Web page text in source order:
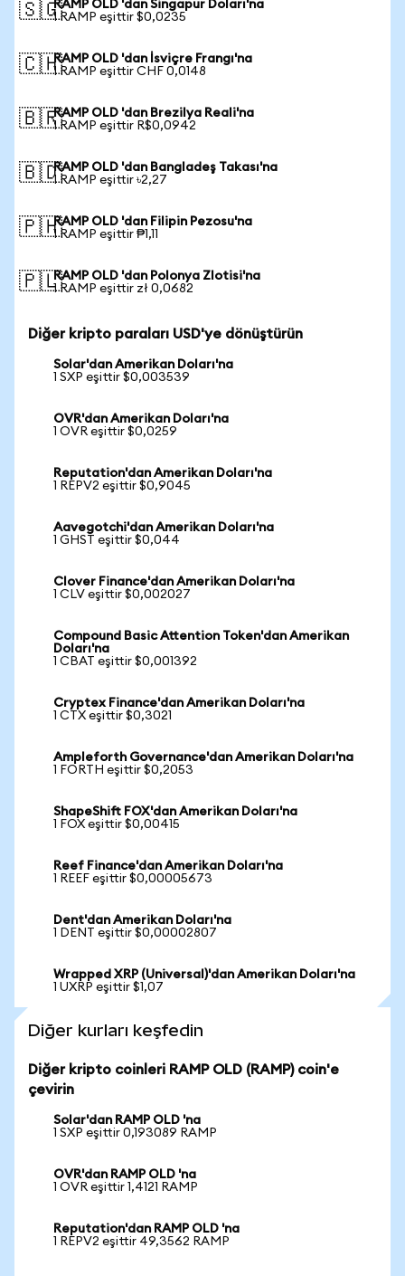
🇸🇬RAMP OLD 'dan Singapur Doları'na
1 RAMP eşittir $0,0235
🇨🇭RAMP OLD 'dan İsviçre Frangı'na
1 RAMP eşittir CHF 0,0148
🇧🇷RAMP OLD 'dan Brezilya Reali'na
1 RAMP eşittir R$0,0942
🇧🇩RAMP OLD 'dan Bangladeş Takası'na
1 RAMP eşittir ৳2,27
🇵🇭RAMP OLD 'dan Filipin Pezosu'na
1 RAMP eşittir ₱1,11
🇵🇱RAMP OLD 'dan Polonya Zlotisi'na
1 RAMP eşittir zł 0,0682
Diğer kripto paraları USD'ye dönüştürün
Solar'dan Amerikan Doları'na
1 SXP eşittir $0,003539
OVR'dan Amerikan Doları'na
1 OVR eşittir $0,0259
Reputation'dan Amerikan Doları'na
1 REPV2 eşittir $0,9045
Aavegotchi'dan Amerikan Doları'na
1 GHST eşittir $0,044
Clover Finance'dan Amerikan Doları'na
1 CLV eşittir $0,002027
Compound Basic Attention Token'dan Amerikan
Doları'na
1 CBAT eşittir $0,001392
Cryptex Finance'dan Amerikan Doları'na
1 CTX eşittir $0,3021
Ampleforth Governance'dan Amerikan Doları'na
1 FORTH eşittir $0,2053
ShapeShift FOX'dan Amerikan Doları'na
1 FOX eşittir $0,00415
Reef Finance'dan Amerikan Doları'na
1 REEF eşittir $0,00005673
Dent'dan Amerikan Doları'na
1 DENT eşittir $0,00002807
Wrapped XRP (Universal)'dan Amerikan Doları'na
1 UXRP eşittir $1,07
Diğer kurları keşfedin
Diğer kripto coinleri RAMP OLD (RAMP) coin'e
çevirin
Solar'dan RAMP OLD 'na
1 SXP eşittir 0,193089 RAMP
OVR'dan RAMP OLD 'na
1 OVR eşittir 1,4121 RAMP
Reputation'dan RAMP OLD 'na
1 REPV2 eşittir 49,3562 RAMP